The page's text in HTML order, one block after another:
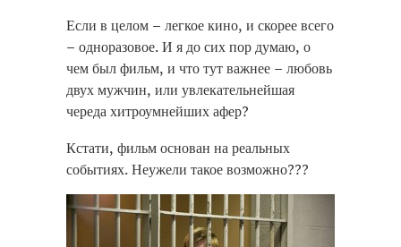
Если в целом – легкое кино, и скорее всего
– одноразовое. И я до сих пор думаю, о
чем был фильм, и что тут важнее – любовь
двух мужчин, или увлекательнейшая
череда хитроумнейших афер?
replica taschen
replique sac pas cher
replica borse di lusso
replicas bolsos
Кстати, фильм основан на реальных
событиях. Неужели такое возможно???